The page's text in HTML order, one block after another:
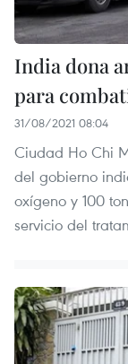
India dona
para
31/08/2021 08:04
Ciudad Ho Chi
del gobierno
oxígeno y 100
servicio del